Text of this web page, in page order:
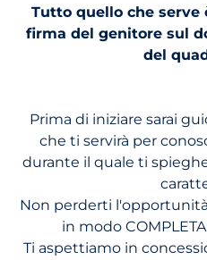
Tutto quello che serve
firma del genitore sul
del
Prima di iniziare sarai
che ti servirà per
durante il quale ti
Non perderti
in modo
Ti aspettiamo in